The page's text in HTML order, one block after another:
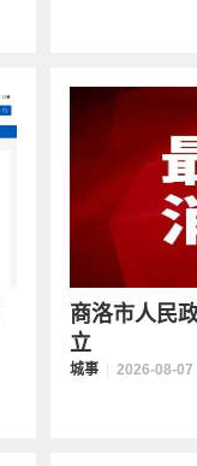
商洛市人民
立
城事 2026-08-07